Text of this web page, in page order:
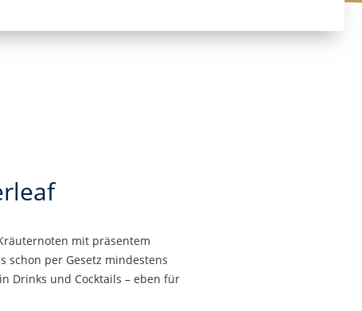
mit präsentem
schon per Gesetz mindestens
Drinks und Cocktails – eben für